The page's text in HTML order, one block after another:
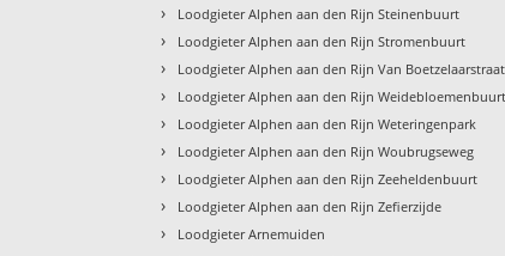
› Loodgieter Alphen aan den Rijn Steinenbuurt
› Loodgieter Alphen aan den Rijn Stromenbuurt
› Loodgieter Alphen aan den Rijn Van Boetzelaarstraat
› Loodgieter Alphen aan den Rijn Weidebloemenbuurt
› Loodgieter Alphen aan den Rijn Weteringenpark
› Loodgieter Alphen aan den Rijn Woubrugseweg
› Loodgieter Alphen aan den Rijn Zeeheldenbuurt
› Loodgieter Alphen aan den Rijn Zefierzijde
› Loodgieter Arnemuiden